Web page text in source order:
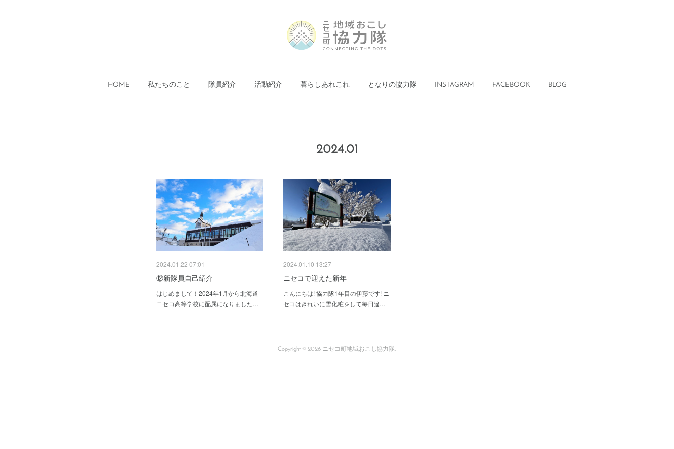
HOME 私たちのこと 隊員紹介 活動紹介 暮らしあれこれ となりの協力隊 INSTAGRAM FACEBOOK BLOG
2024.01
2024.01.22 07:01
⑫新隊員自己紹介
はじめまして！2024年1月から北海道
ニセコ高等学校に配属になりました…
2024.01.10 13:27
ニセコで迎えた新年
こんにちは! 協力隊1年目の伊藤です! ニ
セコはきれいに雪化粧をして毎日違…
Copyright © 2026 ニセコ町地域おこし協力隊.